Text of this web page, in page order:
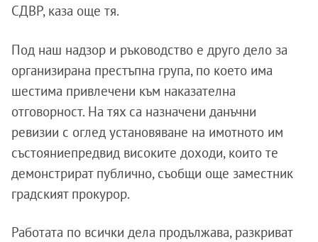
СДВР, каза още тя.
Под наш надзор и ръководство е друго дело за
организирана престъпна група, по което има
шестима привлечени към наказателна
отговорност. На тях са назначени данъчни
ревизии с оглед установяване на имотното им
състояниепредвид високите доходи, които те
демонстрират публично, съобщи още заместник
градският прокурор.
Работата по всички дела продължава, разкриват